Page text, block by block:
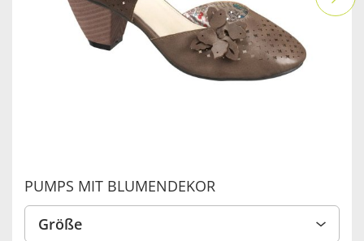
PUMPS MIT BLUMENDEKOR
Größe